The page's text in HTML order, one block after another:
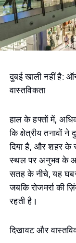
दुबई खाली नहीं है:
वास्तविकता
हाल के हफ्तों में,
कि क्षेत्रीय तनावों ने
दिया है, और शहर के
स्थल पर अनुभव के
सतह के नीचे, यह
जबकि रोजमर्रा की
रहती है।
दिखावट और